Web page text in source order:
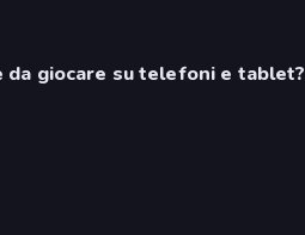
da giocare su telefoni e tablet?